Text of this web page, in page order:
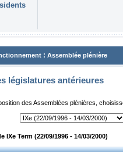
: Assemblée plénière
législatures antérieures
des Assemblées plénières,
Term (22/09/1996 - 14/03/2000)